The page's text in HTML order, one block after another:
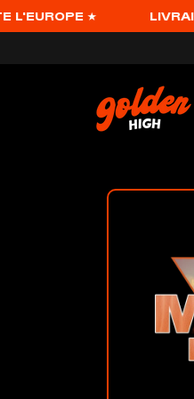
★ LIVRAISON